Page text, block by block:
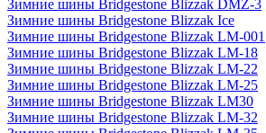
Зимние шины Bridgestone Blizzak DMZ-3
Зимние шины Bridgestone Blizzak Ice
Зимние шины Bridgestone Blizzak LM-001
Зимние шины Bridgestone Blizzak LM-18
Зимние шины Bridgestone Blizzak LM-22
Зимние шины Bridgestone Blizzak LM-25
Зимние шины Bridgestone Blizzak LM30
Зимние шины Bridgestone Blizzak LM-32